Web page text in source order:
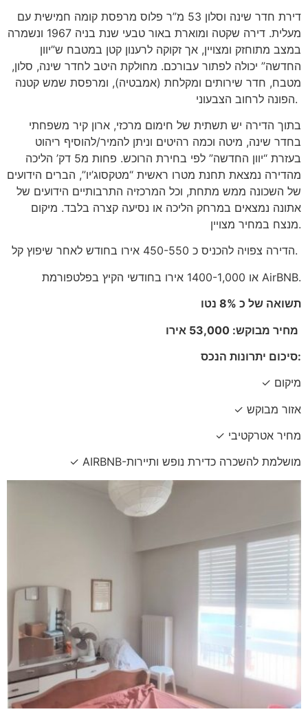
דירת חדר שינה וסלון 53 מ”ר פלוס מרפסת קומה חמישית עם
מעלית. דירה שקטה ומוארת באור טבעי שנת בניה 1967 ונשמרה
במצב מתוחזק ומצויין, אך זקוקה לרענון קטן במטבח ש”יוון
החדשה” יכולה לפתור עבורכם. מחולקת היטב לחדר שינה, סלון,
מטבח, חדר שירותים ומקלחת (אמבטיה), ומרפסת שמש קטנה
הפונה לרחוב הצבעוני.
בתוך הדירה יש תשתית של חימום מרכזי, ארון קיר משפחתי
בחדר שינה, מיטה וכמה רהיטים וניתן להמיר/להוסיף ריהוט
בעזרת “יוון החדשה” לפי בחירת הרוכש. פחות מ5 דק’ הליכה
מהדירה נמצאת תחנת מטרו ראשית “מטקסוג’יו”, הברים הידועים
של השכונה ממש מתחת, וכל המרכזיה התרבותיים הידועים של
אתונה נמצאים במרחק הליכה או נסיעה קצרה בלבד. מיקום
מנצח במחיר מצויין.
הדירה צפויה להכניס כ 450-550 אירו בחודש לאחר שיפוץ קל.
או 1400-1,000 אירו בחודשי הקיץ בפלטפורמת AirBNB.
תשואה של כ 8% נטו
סיכום יתרונות הנכס:
✓ מיקום
✓ אזור מבוקש
✓ מחיר אטרקטיבי
✓ AIRBNB-מושלמת להשכרה כדירת נופש ותיירות